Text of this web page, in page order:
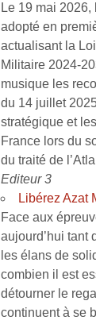
Le 19 mai 2026,
adopté en
actualisant la
Militaire 2024-
musique les
du 14 juillet
stratégique et
France lors du
du traité de
Editeur 3
Libérez Azat
Face aux
aujourd’hui tant
les élans de
combien il est
détourner le
continuent à se